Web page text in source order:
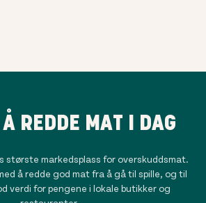
Å REDDE MAT I DAG
største markedsplass for overskuddsmat.
å redde god mat fra å gå til spille, og til
verdi for pengene i lokale butikker og